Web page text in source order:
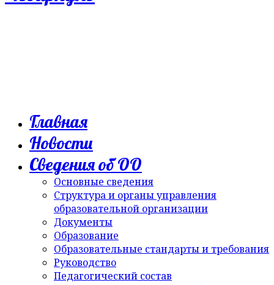
Главная
Новости
Сведения об ОО
Основные сведения
Структура и органы управления
образовательной организации
Документы
Образование
Образовательные стандарты и требования
Руководство
Педагогический состав